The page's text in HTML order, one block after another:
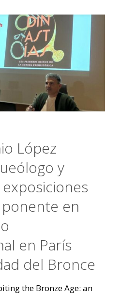
López
y
ponente en
en París
del Bronce
the Bronze Age: an